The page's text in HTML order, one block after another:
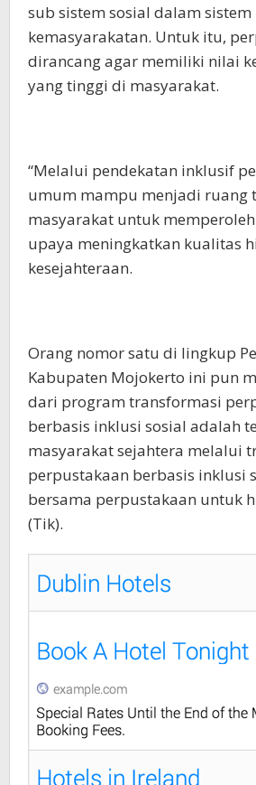
sub sistem sosial dalam sistem
kemasyarakatan. Untuk itu,
dirancang agar memiliki nilai
yang tinggi di masyarakat.
“Melalui pendekatan inklusif
umum mampu menjadi ruang
masyarakat untuk
upaya meningkatkan kualitas
kesejahteraan.
Orang nomor satu di lingkup
Kabupaten Mojokerto ini pun
dari program transformasi
berbasis inklusi sosial adalah
masyarakat sejahtera melalui
perpustakaan berbasis inklusi
bersama perpustakaan untuk
(Tik).